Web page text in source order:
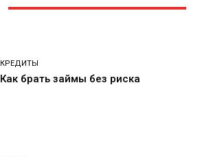
КРЕДИТЫ
Как брать займы без риска